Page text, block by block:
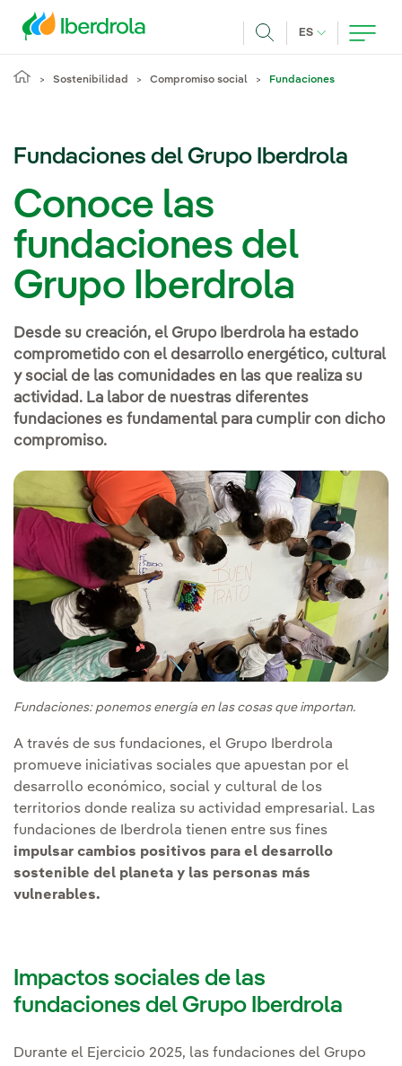
ES IDIOMA
Sostenibilidad Compromiso social Fundaciones
Fundaciones del Grupo Iberdrola
Conoce las
fundaciones del
Grupo Iberdrola
Desde su creación, el Grupo Iberdrola ha estado
comprometido con el desarrollo energético, cultural
y social de las comunidades en las que realiza su
actividad. La labor de nuestras diferentes
fundaciones es fundamental para cumplir con dicho
compromiso.
Fundaciones: ponemos energía en las cosas que importan.
A través de sus fundaciones, el Grupo Iberdrola
promueve iniciativas sociales que apuestan por el
desarrollo económico, social y cultural de los
territorios donde realiza su actividad empresarial. Las
fundaciones de Iberdrola tienen entre sus fines
impulsar cambios positivos para el desarrollo
sostenible del planeta y las personas más
vulnerables.
Impactos sociales de las
fundaciones del Grupo Iberdrola
Durante el Ejercicio 2025, las fundaciones del Grupo